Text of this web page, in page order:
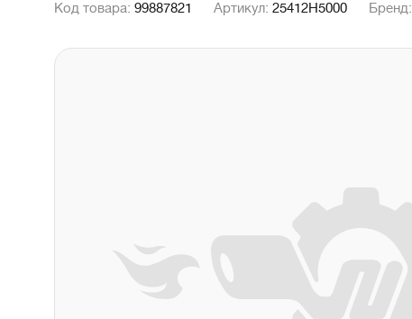
Код товара: 99887821 Артикул: 25412H5000 Бренд: